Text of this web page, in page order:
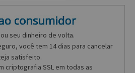
seu dinheiro de volta.
você tem 14 dias para cancelar
satisfeito.
criptografia SSL em todas as